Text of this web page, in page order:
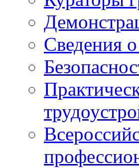
Сведения